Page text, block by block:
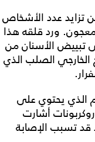
تزايد عدد الأشخاص
ورد قلقه هذا
تبييض الأسنان من
الصلب الذي
الذي يحتوي على
أشارت
قد تسبب الإصابة